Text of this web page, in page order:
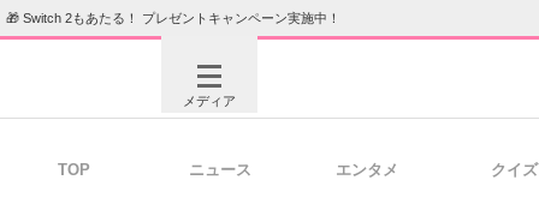
🎁 Switch 2もあたる！ プレゼントキャンペーン実施中！
メディア
TOP ニュース エンタメ クイズ